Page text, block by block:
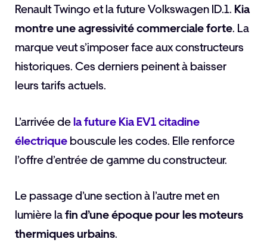
Renault Twingo et la future Volkswagen ID.1. Kia
montre une agressivité commerciale forte. La
marque veut s’imposer face aux constructeurs
historiques. Ces derniers peinent à baisser
leurs tarifs actuels.
L’arrivée dela future Kia EV1 citadine
électrique bouscule les codes. Elle renforce
l’offre d’entrée de gamme du constructeur.
Le passage d’une section à l’autre met en
lumière lafin d’une époque pour les moteurs
thermiques urbains.